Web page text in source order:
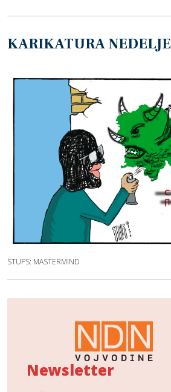
KARIKATURA NEDELJE
STUPS: MASTERMIND
Newsletter